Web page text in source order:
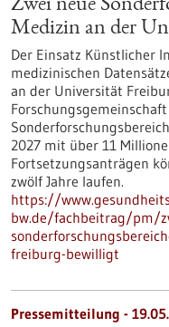
Zwei neue
Medizin an der
Der Einsatz Künstlicher
medizinischen
an der Universität
2027 mit über 11
Fortsetzungsanträgen
zwölf Jahre laufen.
https://
bw.de/fachbeitrag/pm/
freiburg-bewilligt
Pressemitteilung -